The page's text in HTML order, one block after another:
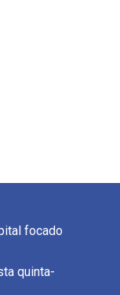
focado
quinta-